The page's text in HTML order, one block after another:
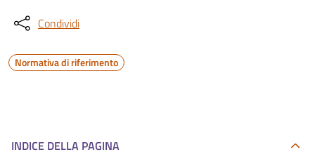
Condividi
Normativa di riferimento
INDICE DELLA PAGINA